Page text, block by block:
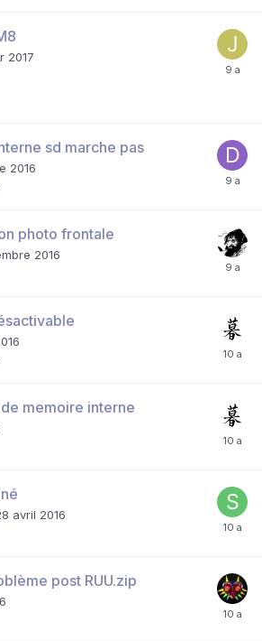
2017
sd marche pas
2016
photo frontale
2016
memoire interne
avril 2016
post RUU.zip